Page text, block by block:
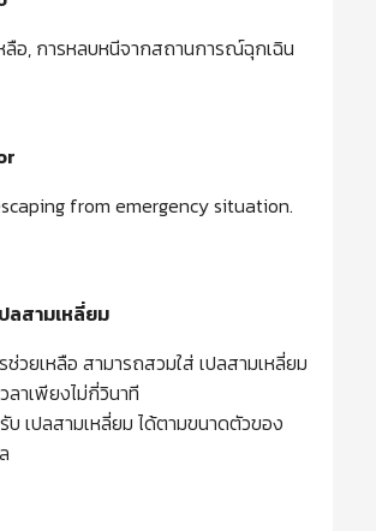
ลือ, การหลบหนีจากสถานการณ์ฉุกเฉิน
from emergency situation.
ลสามเหลี่ยม
ช่วยเหลือ สามารถสวมใส่ เปลสามเหลี่ยม
ลาเพียงไม่กี่วินาที
บ เปลสามเหลี่ยม ได้ตามขนาดตัวของ